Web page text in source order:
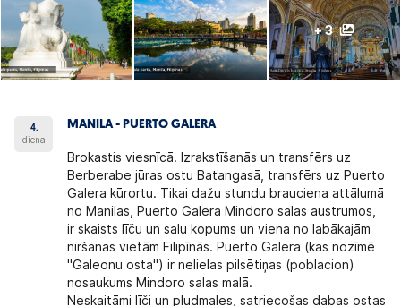
+ 3
4.
diena
MANILA - PUERTO GALERA
Brokastis viesnīcā. Izrakstīšanās un transfērs uz
Berberabe jūras ostu Batangasā, transfērs uz Puerto
Galera kūrortu. Tikai dažu stundu brauciena attālumā
no Manilas, Puerto Galera Mindoro salas austrumos,
ir skaists līču un salu kopums un viena no labākajām
niršanas vietām Filipīnās. Puerto Galera (kas nozīmē
"Galeonu osta") ir nelielas pilsētiņas (poblacion)
nosaukums Mindoro salas malā.
Neskaitāmi līči un pludmales, satriecošas dabas ostas